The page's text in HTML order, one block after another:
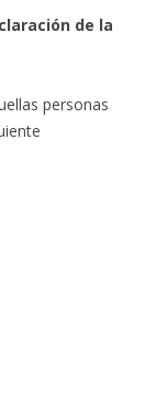
de la
personas